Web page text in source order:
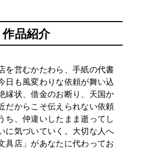
作品紹介
を営むかたわら、手紙の代書
日も風変わりな依頼が舞い込
縁状、借金のお断り、天国か
からこそ伝えられない依頼
ち、仲違いしたまま逝ってし
に気づいていく。大切な人へ
具店」があなたに代わってお